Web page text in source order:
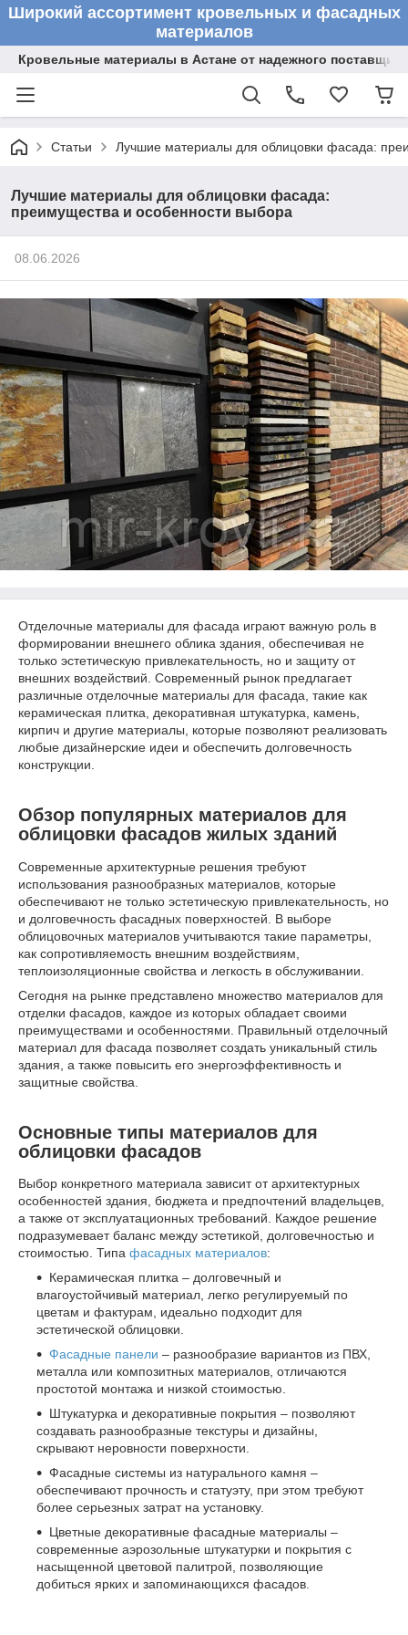
Широкий ассортимент кровельных и фасадных
материалов
Кровельные материалы в Астане от надежного
Статьи Лучшие материалы для облицовки фасада:
Лучшие материалы для облицовки фасада:
преимущества и особенности выбора
08.06.2026
Отделочные материалы для фасада играют важную роль в
формировании внешнего облика здания, обеспечивая не
только эстетическую привлекательность, но и защиту от
внешних воздействий. Современный рынок предлагает
различные отделочные материалы для фасада, такие как
керамическая плитка, декоративная штукатурка, камень,
кирпич и другие материалы, которые позволяют реализовать
любые дизайнерские идеи и обеспечить долговечность
конструкции.
Обзор популярных материалов для
облицовки фасадов жилых зданий
Современные архитектурные решения требуют
использования разнообразных материалов, которые
обеспечивают не только эстетическую привлекательность, но
и долговечность фасадных поверхностей. В выборе
облицовочных материалов учитываются такие параметры,
как сопротивляемость внешним воздействиям,
теплоизоляционные свойства и легкость в обслуживании.
Сегодня на рынке представлено множество материалов для
отделки фасадов, каждое из которых обладает своими
преимуществами и особенностями. Правильный отделочный
материал для фасада позволяет создать уникальный стиль
здания, а также повысить его энергоэффективность и
защитные свойства.
Основные типы материалов для
облицовки фасадов
Выбор конкретного материала зависит от архитектурных
особенностей здания, бюджета и предпочтений владельцев,
а также от эксплуатационных требований. Каждое решение
подразумевает баланс между эстетикой, долговечностью и
стоимостью. Типа фасадных материалов:
Керамическая плитка – долговечный и
влагоустойчивый материал, легко регулируемый по
цветам и фактурам, идеально подходит для
эстетической облицовки.
Фасадные панели – разнообразие вариантов из ПВХ,
металла или композитных материалов, отличаются
простотой монтажа и низкой стоимостью.
Штукатурка и декоративные покрытия – позволяют
создавать разнообразные текстуры и дизайны,
скрывают неровности поверхности.
Фасадные системы из натурального камня –
обеспечивают прочность и статуэту, при этом требуют
более серьезных затрат на установку.
Цветные декоративные фасадные материалы –
современные аэрозольные штукатурки и покрытия с
насыщенной цветовой палитрой, позволяющие
добиться ярких и запоминающихся фасадов.